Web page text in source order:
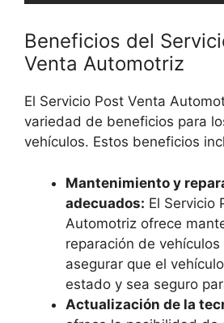
Beneficios del
Venta Automotriz
El Servicio Post Venta
variedad de beneficios para
vehículos. Estos beneficios
Mantenimiento y
adecuados: El Servicio
Automotriz ofrece
reparación de
asegurar que el
estado y sea seguro
Actualización de la